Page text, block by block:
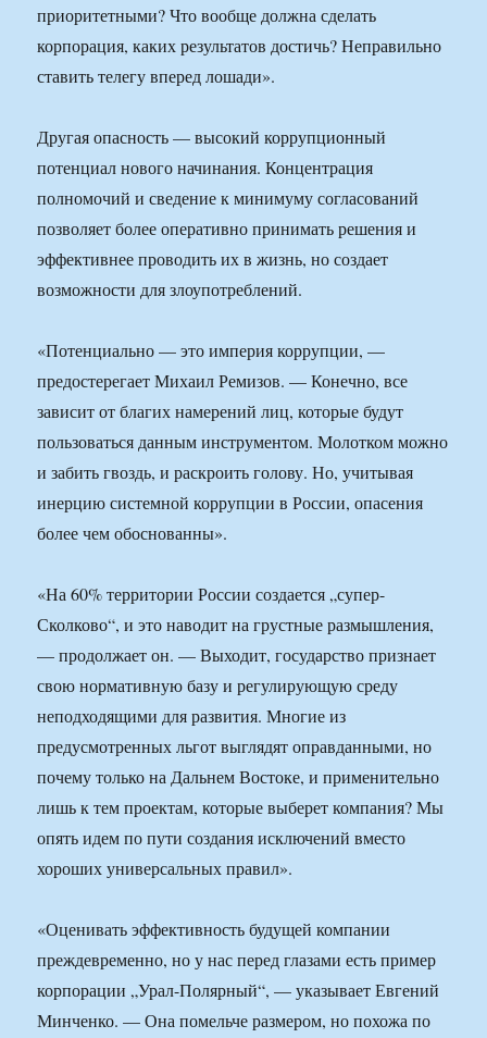
приоритетными? Что вообще должна сделать
корпорация, каких результатов достичь? Неправильно
ставить телегу вперед лошади».
Другая опасность — высокий коррупционный
потенциал нового начинания. Концентрация
полномочий и сведение к минимуму согласований
позволяет более оперативно принимать решения и
эффективнее проводить их в жизнь, но создает
возможности для злоупотреблений.
«Потенциально — это империя коррупции, —
предостерегает Михаил Ремизов. — Конечно, все
зависит от благих намерений лиц, которые будут
пользоваться данным инструментом. Молотком можно
и забить гвоздь, и раскроить голову. Но, учитывая
инерцию системной коррупции в России, опасения
более чем обоснованны».
«На 60% территории России создается „супер-
Сколково“, и это наводит на грустные размышления,
— продолжает он. — Выходит, государство признает
свою нормативную базу и регулирующую среду
неподходящими для развития. Многие из
предусмотренных льгот выглядят оправданными, но
почему только на Дальнем Востоке, и применительно
лишь к тем проектам, которые выберет компания? Мы
опять идем по пути создания исключений вместо
хороших универсальных правил».
«Оценивать эффективность будущей компании
преждевременно, но у нас перед глазами есть пример
корпорации „Урал-Полярный“, — указывает Евгений
Минченко. — Она помельче размером, но похожа по